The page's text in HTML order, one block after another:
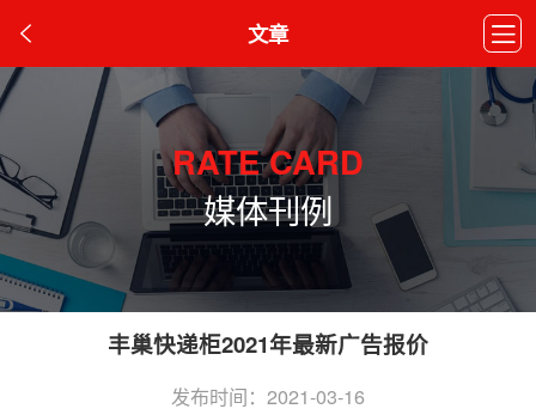
文章
RATE CARD
媒体刊例
丰巢快递柜2021年最新广告报价
发布时间：2021-03-16